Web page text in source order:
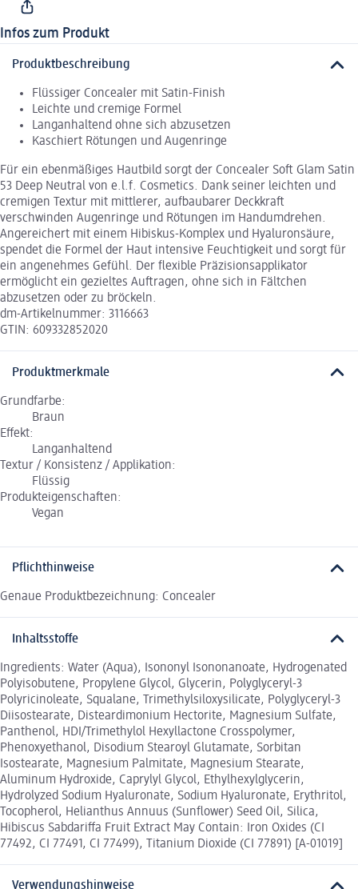
Infos zum Produkt
Produktbeschreibung
Flüssiger Concealer mit Satin-Finish
Leichte und cremige Formel
Langanhaltend ohne sich abzusetzen
Kaschiert Rötungen und Augenringe
Für ein ebenmäßiges Hautbild sorgt der Concealer Soft Glam Satin
53 Deep Neutral von e.l.f. Cosmetics. Dank seiner leichten und
cremigen Textur mit mittlerer, aufbaubarer Deckkraft
verschwinden Augenringe und Rötungen im Handumdrehen.
Angereichert mit einem Hibiskus-Komplex und Hyaluronsäure,
spendet die Formel der Haut intensive Feuchtigkeit und sorgt für
ein angenehmes Gefühl. Der flexible Präzisionsapplikator
ermöglicht ein gezieltes Auftragen, ohne sich in Fältchen
abzusetzen oder zu bröckeln.
dm-Artikelnummer: 3116663
GTIN: 609332852020
Produktmerkmale
Grundfarbe:
Braun
Effekt:
Langanhaltend
Textur / Konsistenz / Applikation:
Flüssig
Produkteigenschaften:
Vegan
Pflichthinweise
Genaue Produktbezeichnung: Concealer
Inhaltsstoffe
Ingredients: Water (Aqua), Isononyl Isononanoate, Hydrogenated
Polyisobutene, Propylene Glycol, Glycerin, Polyglyceryl-3
Polyricinoleate, Squalane, Trimethylsiloxysilicate, Polyglyceryl-3
Diisostearate, Disteardimonium Hectorite, Magnesium Sulfate,
Panthenol, HDI/Trimethylol Hexyllactone Crosspolymer,
Phenoxyethanol, Disodium Stearoyl Glutamate, Sorbitan
Isostearate, Magnesium Palmitate, Magnesium Stearate,
Aluminum Hydroxide, Caprylyl Glycol, Ethylhexylglycerin,
Hydrolyzed Sodium Hyaluronate, Sodium Hyaluronate, Erythritol,
Tocopherol, Helianthus Annuus (Sunflower) Seed Oil, Silica,
Hibiscus Sabdariffa Fruit Extract May Contain: Iron Oxides (CI
77492, CI 77491, CI 77499), Titanium Dioxide (CI 77891) [A-01019]
Verwendungshinweise